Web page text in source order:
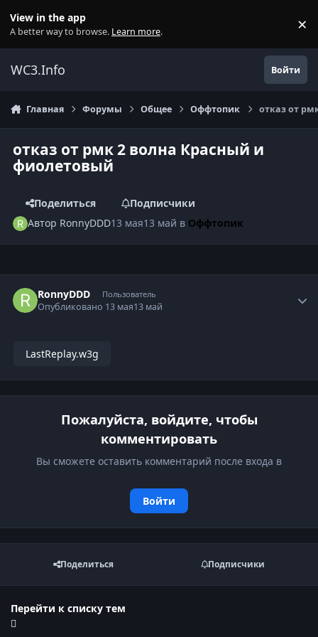
View in the app
A better way to browse. Learn more. ×
WC3.Info Войти
Главная Форумы Общее Оффтопик отказ от
отказ от рмк 2 волна Красный и
фиолетовый
Поделиться
Подписчики
Автор RonnyDDD13 мая13 май в Оффтопик
RonnyDDD Пользователь
Опубликовано 13 мая13 май
LastReplay.w3g
Пожалуйста, войдите, чтобы
комментировать
Вы сможете оставить комментарий после входа в
Войти
Поделиться Подписчики
Перейти к списку тем